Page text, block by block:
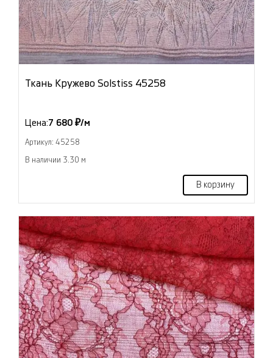
Ткань Кружево Solstiss 45258
Цена:7 680 ₽/м
Артикул: 45258
В наличии 3.30 м
В корзину